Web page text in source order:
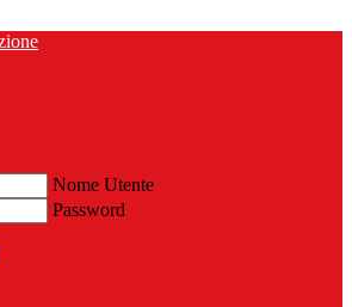
Nome Utente
Password